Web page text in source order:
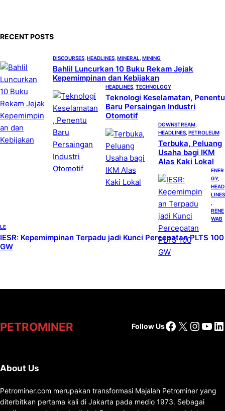
RECENT POSTS
DISCOURSES HEADLINES MINERAL MINING
Bahlil Luncurkan 10 Buku Rekam Jejak
Kepemimpinan dan Kebijakan
HEADLINES TECHNOLOGY
Teknologi Keselamatan, Penentu
Baru Persaingan Industri
Otomotif
DOWNSTREAM
HEADLINES PETROLEUM
Terbuka, Peluang
Usaha bagi IKM
Alas Kaki Lokal
ENER
GY
HEAD
LINES
RENE
WAB
LE
IESR: Kepemimpinan Terpadu jadi Kunci Percepatan PLTS 100
GW
PETROMINER Follow UsFacebook
X
About Us
Petrominer.com merupakan transformasi Majalah Petrominer yang
diterbitkan pertama kali di Jakarta pada medio 1973. Sebagai